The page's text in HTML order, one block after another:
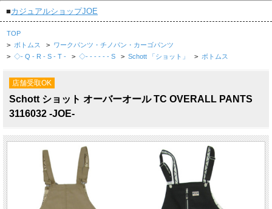
■カジュアルショップJOE
TOP
> ボトムス > ワークパンツ・チノパン・カーゴパンツ
> ◇- Q - R - S - T - > ◇- - - - - - S > Schott 「ショット」 > ボトムス
店舗受取OK
Schott ショット オーバーオール TC OVERALL PANTS
3116032 -JOE-